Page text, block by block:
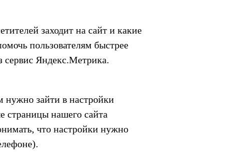
заходит на сайт и какие
пользователям быстрее
Яндекс.Метрика.
нужно зайти в настройки
страницы нашего сайта
что настройки нужно